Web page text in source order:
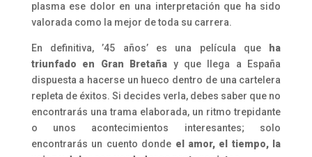
plasma ese dolor en una interpretación que ha sido
valorada como la mejor de toda su carrera.
En definitiva, ’45 años’ es una película que
ha
triunfado en Gran Bretaña y que llega a España
dispuesta a hacerse un hueco dentro de una cartelera
repleta de éxitos. Si decides verla, debes saber que no
encontrarás una trama elaborada, un ritmo trepidante
o unos acontecimientos interesantes; solo
encontrarás un cuento donde el amor, el tiempo, la